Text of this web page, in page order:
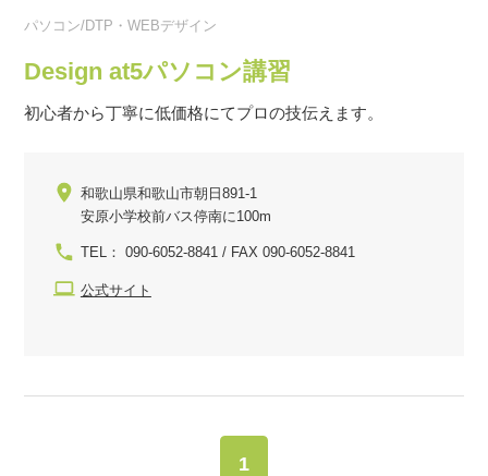
パソコン/DTP・WEBデザイン
Design at5パソコン講習
初心者から丁寧に低価格にてプロの技伝えます。
和歌山県和歌山市朝日891-1
安原小学校前バス停南に100m
TEL： 090-6052-8841 / FAX 090-6052-8841
公式サイト
1